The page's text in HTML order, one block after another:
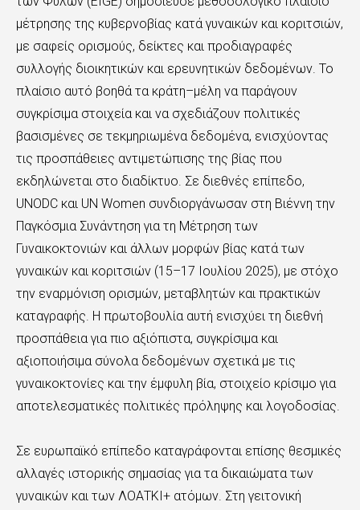
μέτρησης της κυβερνοβίας κατά γυναικών και κοριτσιών,
με σαφείς ορισμούς, δείκτες και προδιαγραφές
συλλογής διοικητικών και ερευνητικών δεδομένων. Το
πλαίσιο αυτό βοηθά τα κράτη–μέλη να παράγουν
συγκρίσιμα στοιχεία και να σχεδιάζουν πολιτικές
βασισμένες σε τεκμηριωμένα δεδομένα, ενισχύοντας
τις προσπάθειες αντιμετώπισης της βίας που
εκδηλώνεται στο διαδίκτυο. Σε διεθνές επίπεδο,
UNODC και UN Women συνδιοργάνωσαν στη Βιέννη την
Παγκόσμια Συνάντηση για τη Μέτρηση των
Γυναικοκτονιών και άλλων μορφών βίας κατά των
γυναικών και κοριτσιών (15–17 Ιουλίου 2025), με στόχο
την εναρμόνιση ορισμών, μεταβλητών και πρακτικών
καταγραφής. Η πρωτοβουλία αυτή ενισχύει τη διεθνή
προσπάθεια για πιο αξιόπιστα, συγκρίσιμα και
αξιοποιήσιμα σύνολα δεδομένων σχετικά με τις
γυναικοκτονίες και την έμφυλη βία, στοιχείο κρίσιμο για
αποτελεσματικές πολιτικές πρόληψης και λογοδοσίας.
Σε ευρωπαϊκό επίπεδο καταγράφονται επίσης θεσμικές
αλλαγές ιστορικής σημασίας για τα δικαιώματα των
γυναικών και των ΛΟΑΤΚΙ+ ατόμων. Στη γειτονική